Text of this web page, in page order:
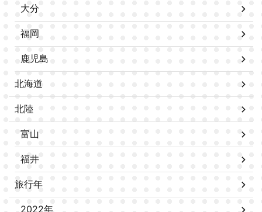
大分
福岡
鹿児島
北海道
北陸
富山
福井
旅行年
2022年